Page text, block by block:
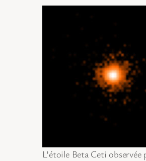
L’étoile Beta Ceti observée